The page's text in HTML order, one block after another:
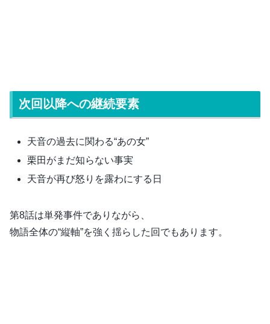
次回以降への継続要素
天音の過去に関わる“あの女”
栗田がまだ知らない事実
天音が再び怒りを露わにする日
第8話は単発事件でありながら、
物語全体の“縦軸”を強く揺らした回でもあります。